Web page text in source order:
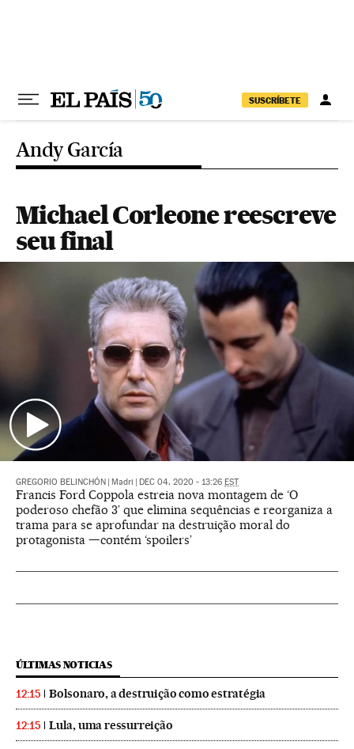
SUSCRÍBETE
Andy García
Michael Corleone reescreve
seu final
GREGORIO BELINCHÓN Madri DEC 04, 2020 - 13:26 EST
Francis Ford Coppola estreia nova montagem de ‘O
poderoso chefão 3’ que elimina sequências e reorganiza a
trama para se aprofundar na destruição moral do
protagonista —contém ‘spoilers’
ÚLTIMAS NOTICIAS
12:15 Bolsonaro, a destruição como estratégia
12:15 Lula, uma ressurreição